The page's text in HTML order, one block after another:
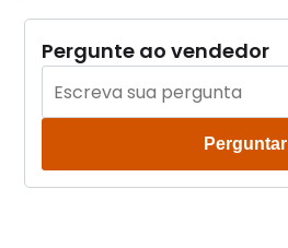
Pergunte ao vendedor
Perguntar